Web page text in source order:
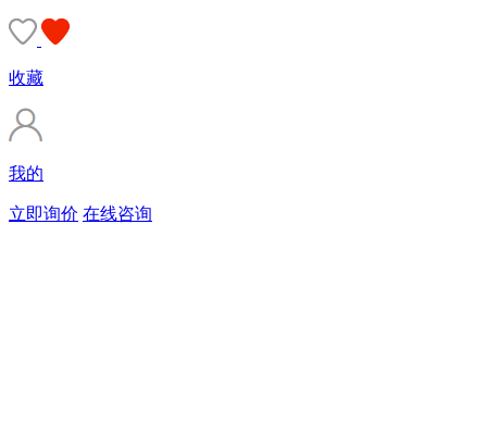
收藏
我的
立即询价 在线咨询